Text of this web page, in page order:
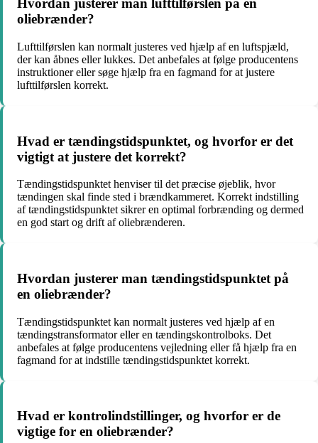
Hvordan justerer man lufttilførslen på en
oliebrænder?
Lufttilførslen kan normalt justeres ved hjælp af en luftspjæld,
der kan åbnes eller lukkes. Det anbefales at følge producentens
instruktioner eller søge hjælp fra en fagmand for at justere
lufttilførslen korrekt.
Hvad er tændingstidspunktet, og hvorfor er det
vigtigt at justere det korrekt?
Tændingstidspunktet henviser til det præcise øjeblik, hvor
tændingen skal finde sted i brændkammeret. Korrekt indstilling
af tændingstidspunktet sikrer en optimal forbrænding og dermed
en god start og drift af oliebrænderen.
Hvordan justerer man tændingstidspunktet på
en oliebrænder?
Tændingstidspunktet kan normalt justeres ved hjælp af en
tændingstransformator eller en tændingskontrolboks. Det
anbefales at følge producentens vejledning eller få hjælp fra en
fagmand for at indstille tændingstidspunktet korrekt.
Hvad er kontrolindstillinger, og hvorfor er de
vigtige for en oliebrænder?